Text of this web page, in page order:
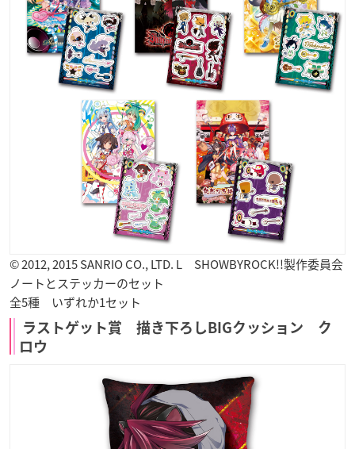
© 2012, 2015 SANRIO CO., LTD. L SHOWBYROCK!!製作委員会
ノートとステッカーのセット
全5種 いずれか1セット
ラストゲット賞 描き下ろしBIGクッション ク
ロウ